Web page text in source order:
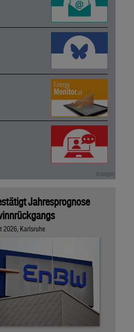
Jahresprognose
2026, Karlsruhe